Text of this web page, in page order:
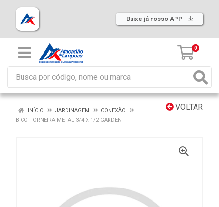
Baixe já nosso APP
0
VOLTAR
INÍCIO JARDINAGEM
CONEXÃO
BICO TORNEIRA METAL 3/4 X 1/2 GARDEN